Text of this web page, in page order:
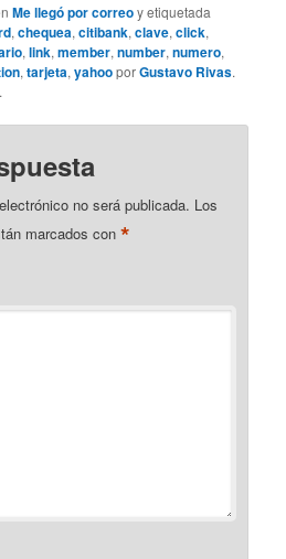
Me llegó por correoy etiquetada
,chequea,citibank,clave,click,
,link,member,number,numero,
,tarjeta,yahooporGustavo Rivas.
.
no será publicada. Los
marcados con*